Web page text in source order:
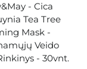
- Cica
Tea Tree
Mask -
Veido
- 30vnt.